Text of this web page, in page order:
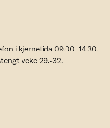
i kjernetida 09.00–14.30.
veke 29.-32.